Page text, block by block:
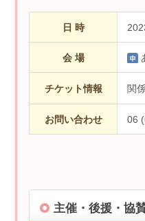
日 時
会 場
チケット情報 関
お問い合わせ 06
主催・後援・協